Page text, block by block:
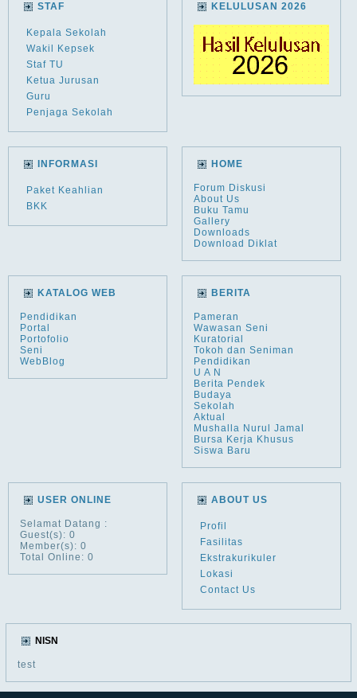
STAF
Kepala Sekolah
Wakil Kepsek
Staf TU
Ketua Jurusan
Guru
Penjaga Sekolah
KELULUSAN 2026
INFORMASI
Paket Keahlian
BKK
HOME
Forum Diskusi
About Us
Buku Tamu
Gallery
Downloads
Download Diklat
KATALOG WEB
Pendidikan
Portal
Portofolio
Seni
WebBlog
BERITA
Pameran
Wawasan Seni
Kuratorial
Tokoh dan Seniman
Pendidikan
U A N
Berita Pendek
Budaya
Sekolah
Aktual
Mushalla Nurul Jamal
Bursa Kerja Khusus
Siswa Baru
USER ONLINE
Selamat Datang :
Guest(s): 0
Member(s): 0
Total Online: 0
ABOUT US
Profil
Fasilitas
Ekstrakurikuler
Lokasi
Contact Us
NISN
test